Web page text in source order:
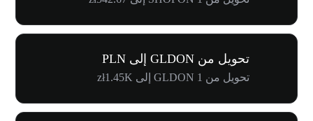
تحويل من GLDON إلى PLN
تحويل من 1 GLDON إلى zł1.45K